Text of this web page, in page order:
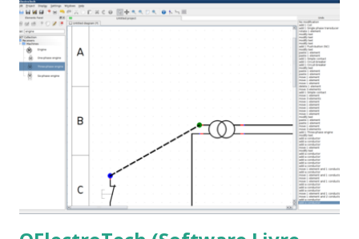
que contém essas fontes. Ao instalar o GNU/Linux abra o
terminal e execute o comando: $ sudo apt-get install ttf-
mscorefonts-installer Leia os termos de uso e avance
clicando em “Ok” Agora aceite os termos de uso clicando
em “Sim” Pronto agora abra o LibreOffice e veja se as
fontes Times New Roman, Arial estão instaladas. Caso
ocorra algum erro ou precisa reinstalar, execute: $ sudo
apt-get install --reinstall ttf-mscorefonts-installer